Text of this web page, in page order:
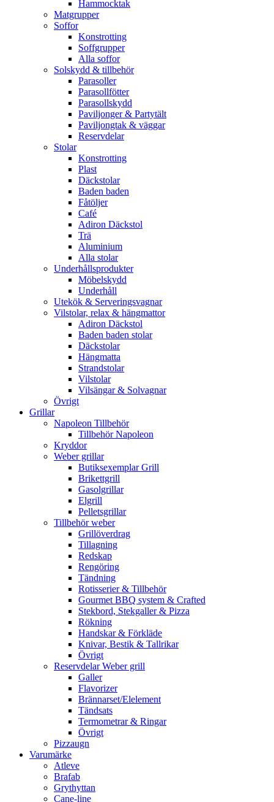
Hammocktak
Matgrupper
Soffor
Konstrotting
Soffgrupper
Alla soffor
Solskydd & tillbehör
Parasoller
Parasollfötter
Parasollskydd
Paviljonger & Partytält
Paviljongtak & väggar
Reservdelar
Stolar
Konstrotting
Plast
Däckstolar
Baden baden
Fåtöljer
Café
Adiron Däckstol
Trä
Aluminium
Alla stolar
Underhållsprodukter
Möbelskydd
Underhåll
Utekök & Serveringsvagnar
Vilstolar, relax & hängmattor
Adiron Däckstol
Baden baden stolar
Däckstolar
Hängmatta
Strandstolar
Vilstolar
Vilsängar & Solvagnar
Övrigt
Grillar
Napoleon Tillbehör
Tillbehör Napoleon
Kryddor
Weber grillar
Butiksexemplar Grill
Brikettgrill
Gasolgrillar
Elgrill
Pelletsgrillar
Tillbehör weber
Grillöverdrag
Tillagning
Redskap
Rengöring
Tändning
Rotisserier & Tillbehör
Gourmet BBQ system & Crafted
Stekbord, Stekgaller & Pizza
Rökning
Handskar & Förkläde
Knivar, Bestik & Tallrikar
Övrigt
Reservdelar Weber grill
Galler
Flavorizer
Brännarset/Elelement
Tändsats
Termometrar & Ringar
Övrigt
Pizzaugn
Varumärke
Atleve
Brafab
Grythyttan
Cane-line